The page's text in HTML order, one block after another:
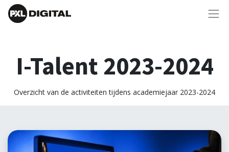
I-Talent 2023-2024
Overzicht van de activiteiten tijdens academiejaar 2023-2024